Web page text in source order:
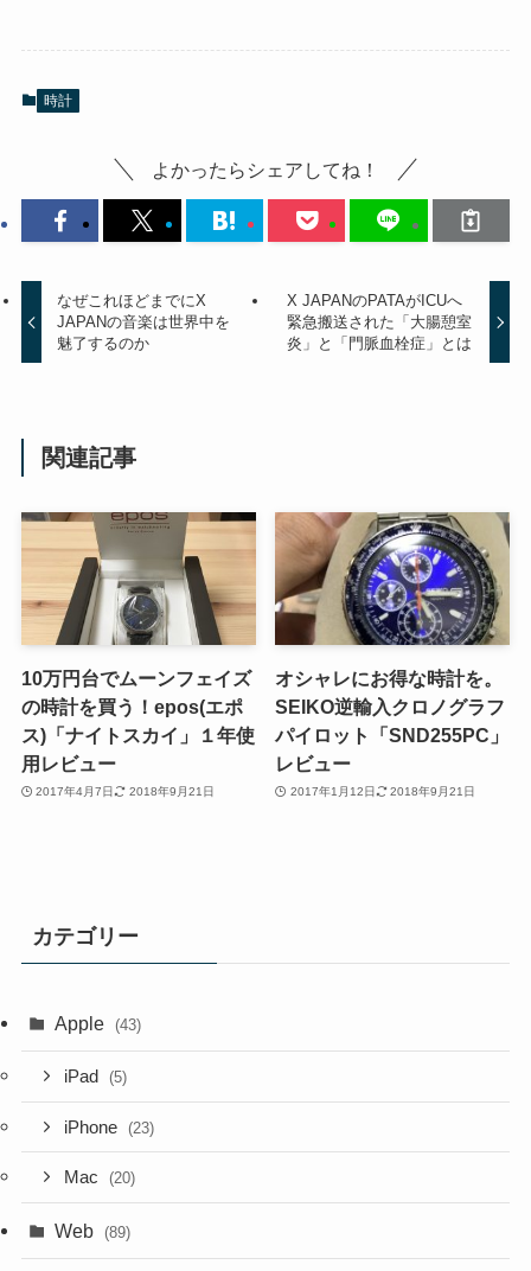
時計
よかったらシェアしてね！
なぜこれほどまでにX
JAPANの音楽は世界中を
魅了するのか
X JAPANのPATAがICUへ
緊急搬送された「大腸憩室
炎」と「門脈血栓症」とは
関連記事
10万円台でムーンフェイズ
の時計を買う！epos(エポ
ス)「ナイトスカイ」１年使
用レビュー
2017年4月7日 2018年9月21日
オシャレにお得な時計を。
SEIKO逆輸入クロノグラフ
パイロット「SND255PC」
レビュー
2017年1月12日 2018年9月21日
カテゴリー
Apple (43)
iPad (5)
iPhone (23)
Mac (20)
Web (89)